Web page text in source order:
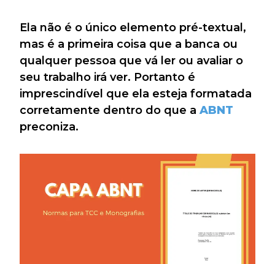
Ela não é o único elemento pré-textual,
mas é a primeira coisa que a banca ou
qualquer pessoa que vá ler ou avaliar o
seu trabalho irá ver. Portanto é
imprescindível que ela esteja formatada
corretamente dentro do que a ABNT
preconiza.